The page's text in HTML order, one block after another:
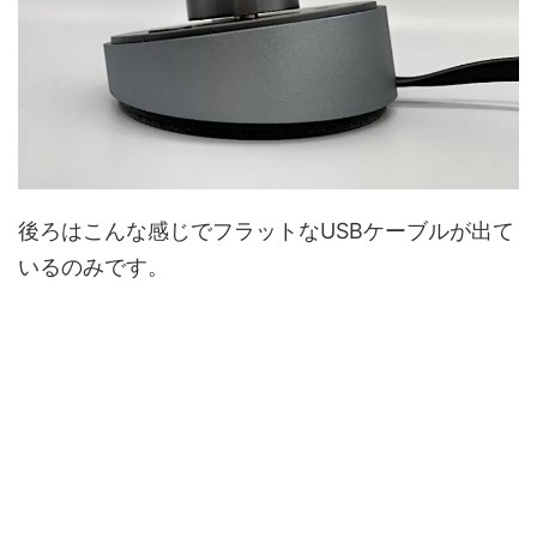
後ろはこんな感じでフラットなUSBケーブルが出て
いるのみです。